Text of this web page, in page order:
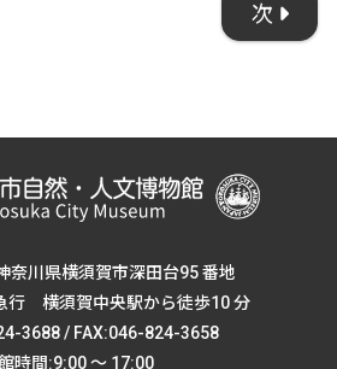
次
奈川県横須賀市深田台95 番地
行 横須賀中央駅から徒歩10 分
3688 / FAX:046-824-3658
時間:9:00 ～ 17:00